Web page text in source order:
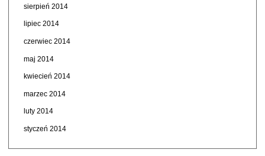
sierpień 2014
lipiec 2014
czerwiec 2014
maj 2014
kwiecień 2014
marzec 2014
luty 2014
styczeń 2014